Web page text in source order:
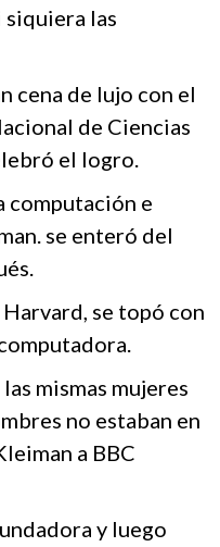
las
cena de lujo con el
de Ciencias
el logro.
computación e
se enteró del
se topó con
mismas mujeres
no estaban en
a BBC
y luego